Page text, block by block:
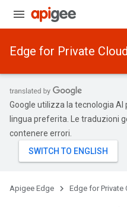
Edge for Private Cloud
Google utilizza la tecnologia
lingua preferita. Le traduzioni
contenere errori.
Apigee Edge Edge for Private